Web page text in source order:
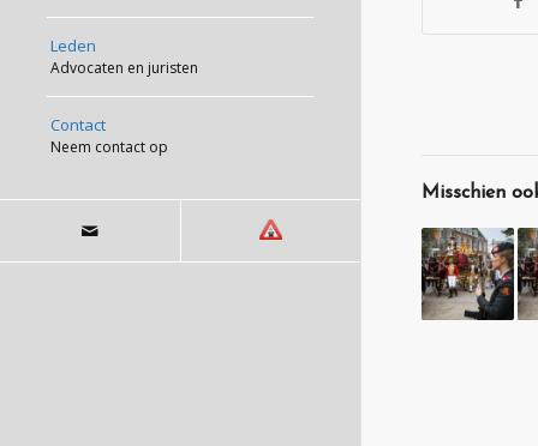
Leden
Advocaten en juristen
Contact
Neem contact op
Misschien